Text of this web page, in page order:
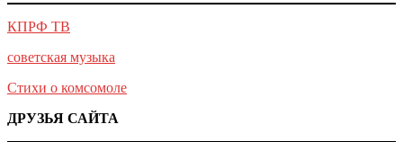
КПРФ ТВ
советская музыка
Стихи о комсомоле
ДРУЗЬЯ САЙТА